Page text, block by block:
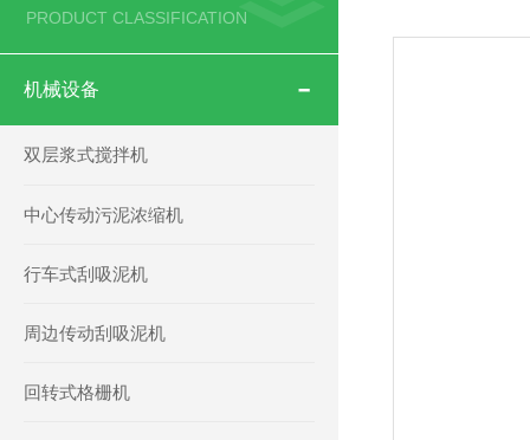
PRODUCT CLASSIFICATION
机械设备
双层浆式搅拌机
中心传动污泥浓缩机
行车式刮吸泥机
周边传动刮吸泥机
回转式格栅机